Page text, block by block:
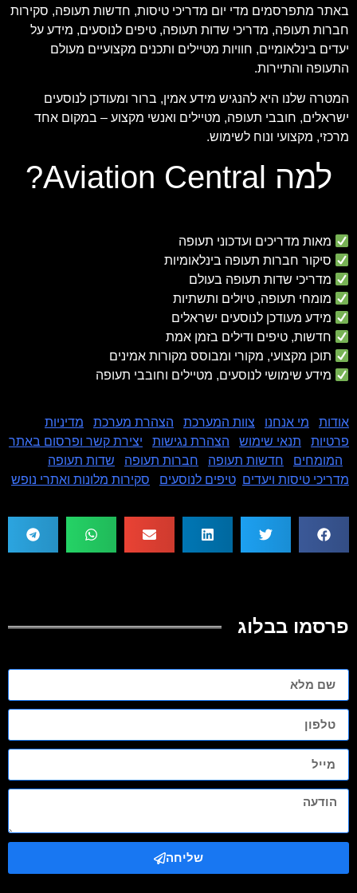
באתר מתפרסמים מדי יום מדריכי טיסות, חדשות תעופה, סקירות
חברות תעופה, מדריכי שדות תעופה, טיפים לנוסעים, מידע על
יעדים בינלאומיים, חוויות מטיילים ותכנים מקצועיים מעולם
התעופה והתיירות.
המטרה שלנו היא להנגיש מידע אמין, ברור ומעודכן לנוסעים
ישראלים, חובבי תעופה, מטיילים ואנשי מקצוע – במקום אחד
מרכזי, מקצועי ונוח לשימוש.
למה Aviation Central?
מאות מדריכים ועדכוני תעופה
סיקור חברות תעופה בינלאומיות
מדריכי שדות תעופה בעולם
מומחי תעופה, טיולים ותשתיות
מידע מעודכן לנוסעים ישראלים
חדשות, טיפים ודילים בזמן אמת
תוכן מקצועי, מקורי ומבוסס מקורות אמינים
מידע שימושי לנוסעים, מטיילים וחובבי תעופה
אודות מי אנחנו צוות המערכת הצהרת מערכת
מדיניות
פרטיות
תנאי שימוש הצהרת נגישות
יצירת קשר ופרסום באתר
המומחים חדשות תעופה חברות תעופה שדות תעופה
מדריכי טיסות ויעדים טיפים לנוסעים סקירות מלונות ואתרי נופש
פרסמו בבלוג
שליחה